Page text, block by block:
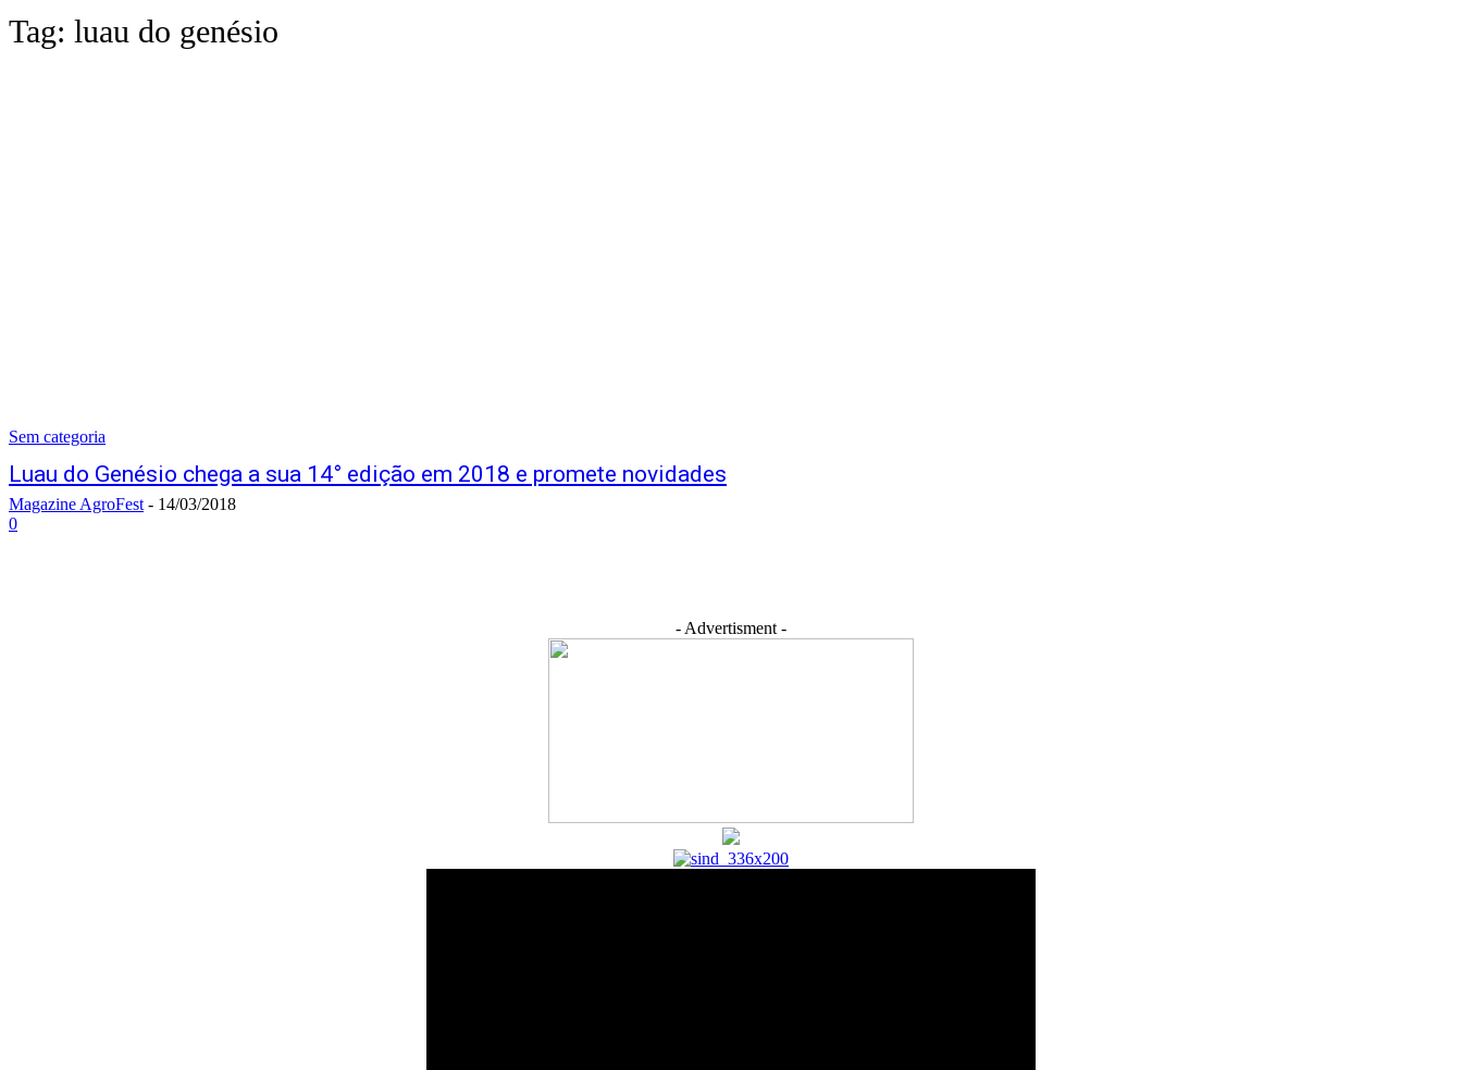
Tag: luau do genésio
Sem categoria
Luau do Genésio chega a sua 14° edição em 2018 e promete novidades
Magazine AgroFest - 14/03/2018
0
- Advertisment -